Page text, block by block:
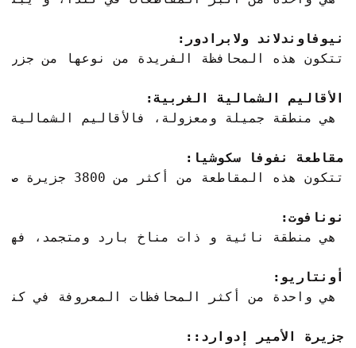
نيوفاوندلاند ولابرادور:
الأقاليم الشمالية الغربية:
مقاطعة نفوفا سكوشيا:
نونافوت:
أونتاريو:
جزيرة الأمير إدوارد::